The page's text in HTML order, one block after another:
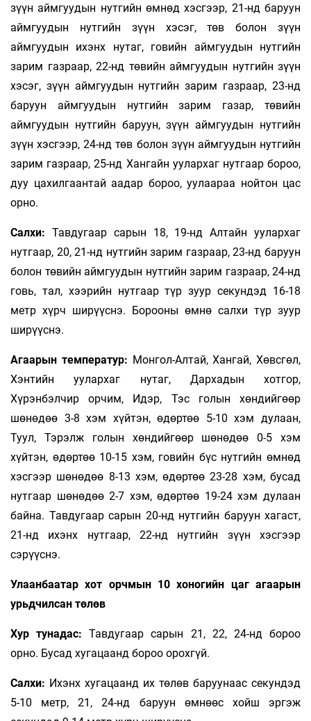
зүүн аймгуудын нутгийн өмнөд хэсгээр, 21-нд баруун
аймгуудын нутгийн зүүн хэсэг, төв болон зүүн
аймгуудын ихэнх нутаг, говийн аймгуудын нутгийн
зарим газраар, 22-нд төвийн аймгуудын нутгийн зүүн
хэсэг, зүүн аймгуудын нутгийн зарим газраар, 23-нд
баруун аймгуудын нутгийн зарим газар, төвийн
аймгуудын нутгийн баруун, зүүн аймгуудын нутгийн
зүүн хэсгээр, 24-нд төв болон зүүн аймгуудын нутгийн
зарим газраар, 25-нд Хангайн уулархаг нутгаар бороо,
дуу цахилгаантай аадар бороо, уулаараа нойтон цас
орно.
Салхи: Тавдугаар сарын 18, 19-нд Алтайн уулархаг
нутгаар, 20, 21-нд нутгийн зарим газраар, 23-нд баруун
болон төвийн аймгуудын нутгийн зарим газраар, 24-нд
говь, тал, хээрийн нутгаар түр зуур секундэд 16-18
метр хүрч ширүүснэ. Борооны өмнө салхи түр зуур
ширүүснэ.
Агаарын температур: Монгол-Алтай, Хангай, Хөвсгөл,
Хэнтийн уулархаг нутаг, Дархадын хотгор,
Хүрэнбэлчир орчим, Идэр, Тэс голын хөндийгөөр
шөнөдөө 3-8 хэм хүйтэн, өдөртөө 5-10 хэм дулаан,
Туул, Тэрэлж голын хөндийгөөр шөнөдөө 0-5 хэм
хүйтэн, өдөртөө 10-15 хэм, говийн бүс нутгийн өмнөд
хэсгээр шөнөдөө 8-13 хэм, өдөртөө 23-28 хэм, бусад
нутгаар шөнөдөө 2-7 хэм, өдөртөө 19-24 хэм дулаан
байна. Тавдугаар сарын 20-нд нутгийн баруун хагаст,
21-нд ихэнх нутгаар, 22-нд нутгийн зүүн хэсгээр
сэрүүснэ.
Улаанбаатар хот орчмын 10 хоногийн цаг агаарын
урьдчилсан төлөв
Хур тунадас: Тавдугаар сарын 21, 22, 24-нд бороо
орно. Бусад хугацаанд бороо орохгүй.
Салхи: Ихэнх хугацаанд их төлөв баруунаас секундэд
5-10 метр, 21, 24-нд баруун өмнөөс хойш эргэж